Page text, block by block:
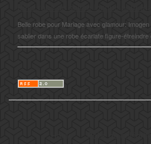
Belle robe pour Mariage avec glamour:
sablier dans une robe écarlate figure-étreindre